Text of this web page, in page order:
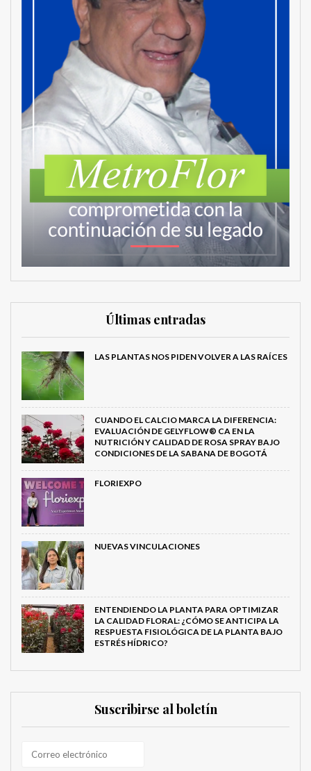
Últimas entradas
LAS PLANTAS NOS PIDEN VOLVER A LAS RAÍCES
CUANDO EL CALCIO MARCA LA DIFERENCIA:
EVALUACIÓN DE GELYFLOW® CA EN LA
NUTRICIÓN Y CALIDAD DE ROSA SPRAY BAJO
CONDICIONES DE LA SABANA DE BOGOTÁ
FLORIEXPO
NUEVAS VINCULACIONES
ENTENDIENDO LA PLANTA PARA OPTIMIZAR
LA CALIDAD FLORAL: ¿CÓMO SE ANTICIPA LA
RESPUESTA FISIOLÓGICA DE LA PLANTA BAJO
ESTRÉS HÍDRICO?
Suscribirse al boletín